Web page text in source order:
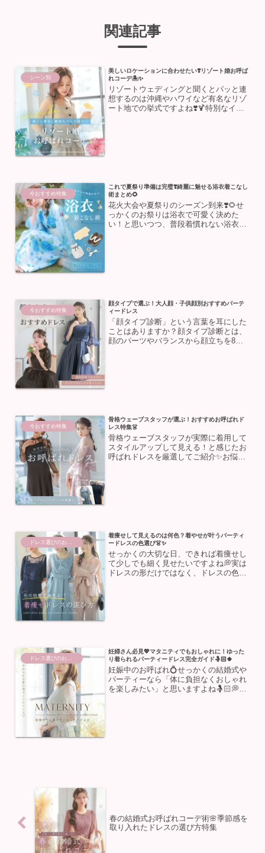
関連記事
シーン別
美しいロケーションに合わせたい❣️リゾート婚お呼ば
れコーデ🏝️✨
リゾートウェディングと聞くとパッと連
想するのは沖縄やハワイなど有名なリゾ
ート地での挙式ですよね❣️🍹特別なイメ
今おすすめ特集
これで夏祭り準備は完璧❣️綺麗に魅せる浴衣着こなし
術まとめ🌻
花火大会や夏祭りのシーズン到来❣️🌻せ
っかくのお祭りは浴衣で可愛く決めた
い！と思いつつ、普段着慣れない浴衣は
今おすすめ特集
顔タイプで選ぶ！大人顔・子供顔別おすすめパーテ
ィードレス
「顔タイプ診断」という言葉を耳にした
ことはありますか？顔タイプ診断とは、
顔のパーツやバランスから顔立ちを8タ
今おすすめ特集
骨格ウェーブスタッフが選ぶ！おすすめお呼ばれド
レス特集👗
骨格ウェーブスタッフが実際に着用して
スタイルアップして見える！と感じたお
呼ばれドレスを厳選してご紹介✨お悩み
ドレス選びのお助け
着痩せして見えるのは何色？着やせが叶うパーティ
ードレスの色選び👗✨
せっかくの大切な日、できれば着痩せし
て少しでも細く見せたいですよね💭実は
ドレスの形だけではなく、ドレスの色選
ドレス選びのお助け
妊婦さん必見💖マタニティでもおしゃれに！ゆった
り着られるパーティードレス完全ガイド🤱🏻🍀
妊娠中のお呼ばれ💍せっかくの結婚式や
パーティーなら「体に負担なくおしゃれ
を楽しみたい」と思いますよね🤱🏻💭こ
春の結婚式お呼ばれコーデ術🌸季節感を
取り入れたドレスの選び方特集